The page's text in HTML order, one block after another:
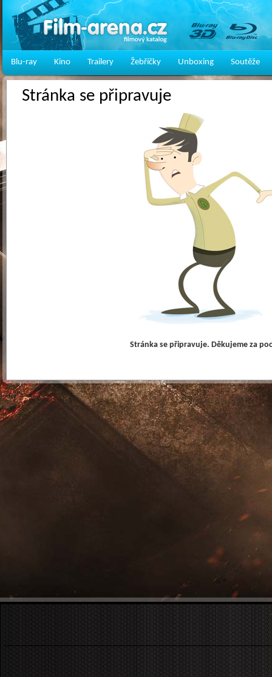
Blu-ray Kino Trailery Žebříčky Unboxing Soutěže
Stránka se připravuje
Stránka se připravuje. Děkujeme za